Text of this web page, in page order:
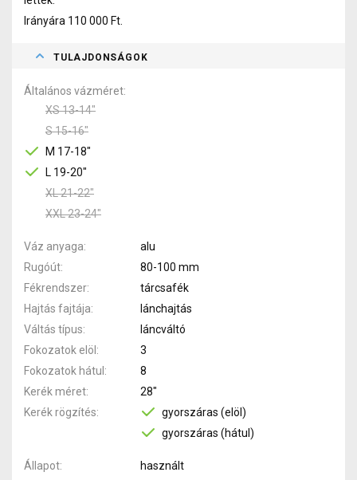
Irányára 110 000 Ft.
TULAJDONSÁGOK
Általános vázméret
XS 13-14"
S 15-16"
M 17-18"
L 19-20"
XL 21-22"
XXL 23-24"
Váz anyaga
alu
Rugóút
80-100 mm
Fékrendszer
tárcsafék
Hajtás fajtája
lánchajtás
Váltás típus
láncváltó
Fokozatok elöl
3
Fokozatok hátul
8
Kerék méret
28"
Kerék rögzítés
gyorszáras (elöl)
gyorszáras (hátul)
Állapot
használt